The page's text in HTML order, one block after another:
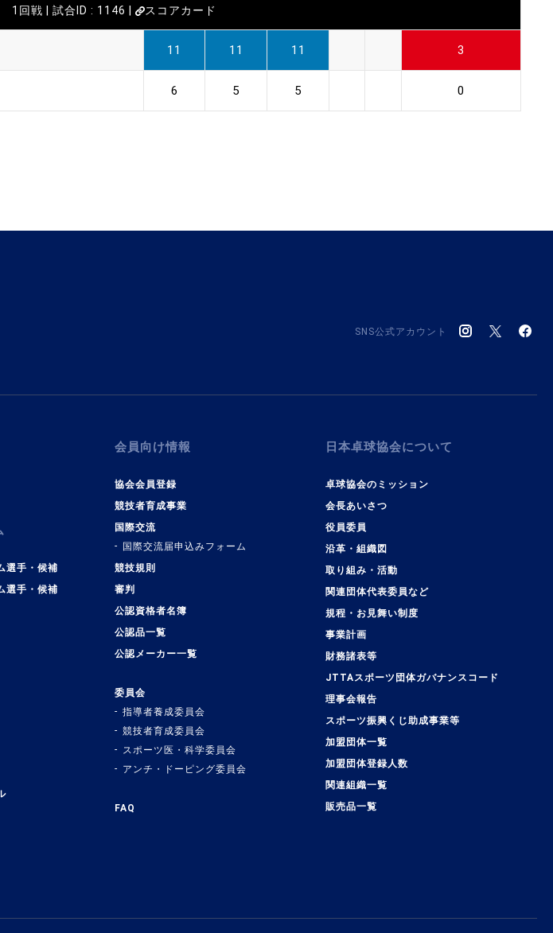
1回戦 | 試合ID : 1146 | スコアカード
11 11 11 3
6 5 5 0
SNS公式アカウント
選手・候補
選手・候補
会員向け情報
協会会員登録
競技者育成事業
国際交流
国際交流届申込みフォーム
競技規則
審判
公認資格者名簿
公認品一覧
公認メーカー一覧
委員会
指導者養成委員会
競技者育成委員会
スポーツ医・科学委員会
アンチ・ドーピング委員会
FAQ
日本卓球協会について
卓球協会のミッション
会長あいさつ
役員委員
沿革・組織図
取り組み・活動
関連団体代表委員など
規程・お見舞い制度
事業計画
財務諸表等
JTTAスポーツ団体ガバナンスコード
理事会報告
スポーツ振興くじ助成事業等
加盟団体一覧
加盟団体登録人数
関連組織一覧
販売品一覧